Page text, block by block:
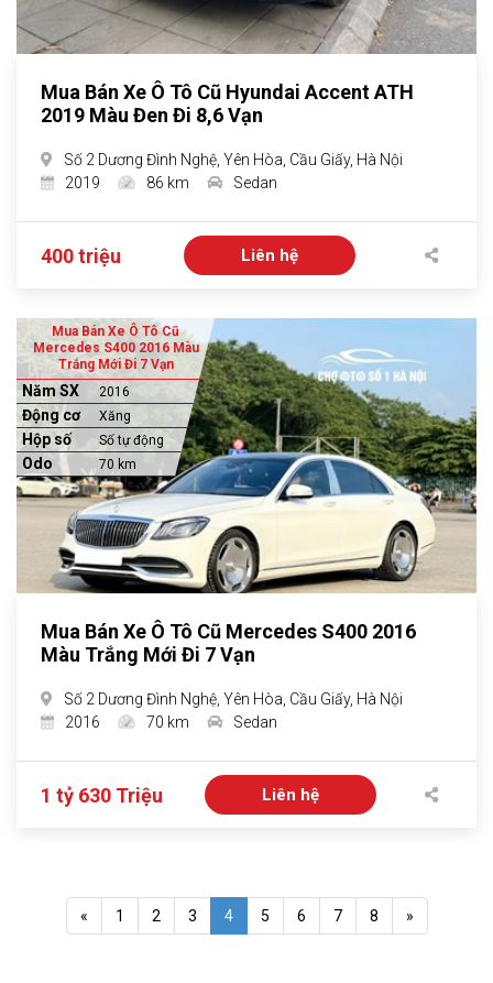
Mua Bán Xe Ô Tô Cũ Hyundai Accent ATH
2019 Màu Đen Đi 8,6 Vạn
Số 2 Dương Đình Nghệ, Yên Hòa, Cầu Giấy, Hà Nội
2019
86 km Sedan
400 triệu Liên hệ
Mua Bán Xe Ô Tô Cũ
Mercedes S400 2016 Màu
Trắng Mới Đi 7 Vạn
Năm SX 2016
Động cơ Xăng
Hộp số Số tự động
Odo 70 km
Mua Bán Xe Ô Tô Cũ Mercedes S400 2016
Màu Trắng Mới Đi 7 Vạn
Số 2 Dương Đình Nghệ, Yên Hòa, Cầu Giấy, Hà Nội
2016
70 km Sedan
1 tỷ 630 Triệu Liên hệ
« 1 2 3 4 5 6 7 8 »